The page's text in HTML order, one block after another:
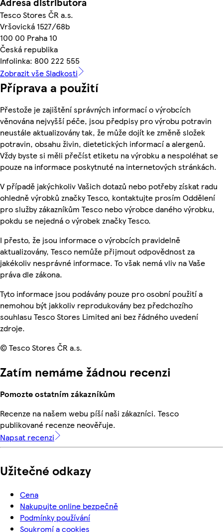
Tesco Stores ČR a.s.
Vršovická 1527/68b
100 00 Praha 10
Česká republika
Infolinka: 800 222 555
Zobrazit vše Sladkosti
Příprava a použití
Přestože je zajištění správných informací o výrobcích
věnována nejvyšší péče, jsou předpisy pro výrobu potravin
neustále aktualizovány tak, že může dojít ke změně složek
potravin, obsahu živin, dietetických informací a alergenů.
Vždy byste si měli přečíst etiketu na výrobku a nespoléhat se
pouze na informace poskytnuté na internetových stránkách.
V případě jakýchkoliv Vašich dotazů nebo potřeby získat radu
ohledně výrobků značky Tesco, kontaktujte prosím Oddělení
pro služby zákazníkům Tesco nebo výrobce daného výrobku,
pokdu se nejedná o výrobek značky Tesco.
I přesto, že jsou informace o výrobcích pravidelně
aktualizovány, Tesco nemůže přijmout odpovědnost za
jakékoliv nesprávné informace. To však nemá vliv na Vaše
práva dle zákona.
Tyto informace jsou podávány pouze pro osobní použití a
nemohou být jakkoliv reprodukovány bez předchozího
souhlasu Tesco Stores Limited ani bez řádného uvedení
zdroje.
© Tesco Stores ČR a.s.
Zatím nemáme žádnou recenzi
Pomozte ostatním zákazníkům
Recenze na našem webu píší naši zákazníci. Tesco
publikované recenze neověřuje.
Napsat recenzi
Užitečné odkazy
Cena
Nakupujte online bezpečně
Podmínky používání
Soukromí a cookies